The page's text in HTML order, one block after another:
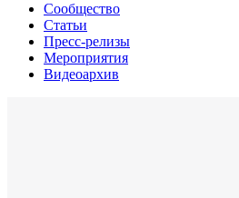
Сообщество
Статьи
Пресс-релизы
Мероприятия
Видеоархив